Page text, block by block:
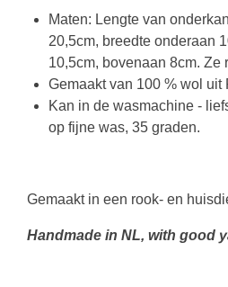
Maten: Lengte van
20,5cm, breedte onderaan
10,5cm, bovenaan 8cm. Ze
Gemaakt van 100 % wol uit
Kan in de wasmachine -
op fijne was, 35 graden.
Gemaakt in een rook- en
Handmade in NL, with good